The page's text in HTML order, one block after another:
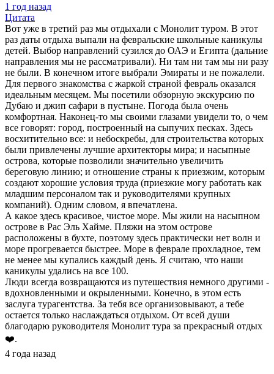
1 год назад
Цитата
Вот уже в третий раз мы отдыхали с Монолит туром. В этот
раз даты отдыха выпали на февральские школьные каникулы
детей. Выбор направлений сузился до ОАЭ и Египта (дальние
направления мы не рассматривали). Ни там ни там мы ни разу
не были. В конечном итоге выбрали Эмираты и не пожалели.
Для первого знакомства с жаркой страной февраль оказался
идеальным месяцем. Мы посетили обзорную экскурсию по
Дубаю и джип сафари в пустыне. Погода была очень
комфортная. Наконец-то мы своими глазами увидели то, о чем
все говорят: город, построенный на сыпучих песках. Здесь
восхитительно все: и небоскребы, для строительства которых
были привлечены лучшие архитекторы мира; и насыпные
острова, которые позволили значительно увеличить
береговую линию; и отношение страны к приезжим, которым
создают хорошие условия труда (приезжие могу работать как
младшим персоналом так и руководителями крупных
компаний). Одним словом, я впечатлена.
А какое здесь красивое, чистое море. Мы жили на насыпном
острове в Рас Эль Хайме. Пляжи на этом острове
расположены в бухте, поэтому здесь практически нет волн и
море прогревается быстрее. Море в феврале прохладное, тем
не менее мы купались каждый день. Я считаю, что наши
каникулы удались на все 100.
Люди всегда возвращаются из путешествия немного другими -
вдохновленными и окрыленными. Конечно, в этом есть
заслуга турагентства. За тебя все организовывают, а тебе
остается только наслаждаться отдыхом. От всей души
благодарю руководителя Монолит тура за прекрасный отдых
❤️.
4 года назад